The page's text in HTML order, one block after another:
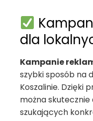
dla
Kampanie
szybki sposób na
Koszalinie. Dzięki
można
szukających